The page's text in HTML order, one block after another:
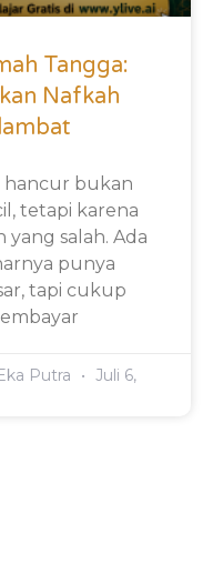
Tangga:
Nafkah
hancur bukan
tetapi karena
salah. Ada
punya
tapi cukup
Putra
Juli 6,